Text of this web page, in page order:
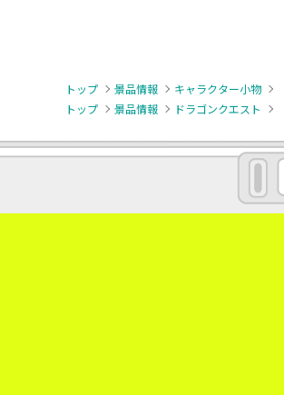
トップ 景品情報 キャラクター小物
トップ
景品情報 ドラゴンクエスト